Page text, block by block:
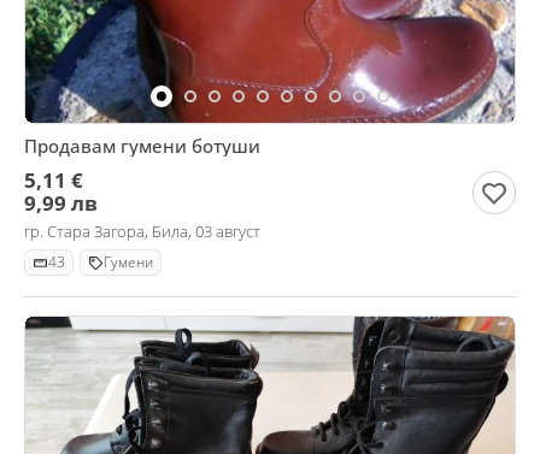
Продавам гумени ботуши
5,11 €
9,99 лв
гр. Стара Загора, Била, 03 август
43 Гумени